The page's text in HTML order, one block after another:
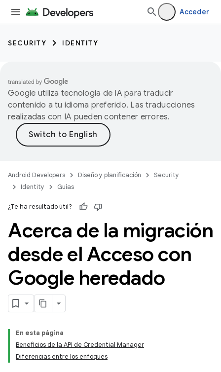
Acceder
SECURITY IDENTITY
Google utiliza tecnología de IA para traducir
contenido a tu idioma preferido. Las traducciones
realizadas con IA pueden contener errores.
Android Developers Diseño y planificación
Security
Identity
Guías
¿Te ha resultado útil?
Acerca de la migración
desde el Acceso con
Google heredado
En esta página
Beneficios de la API de Credential Manager
Diferencias entre los enfoques